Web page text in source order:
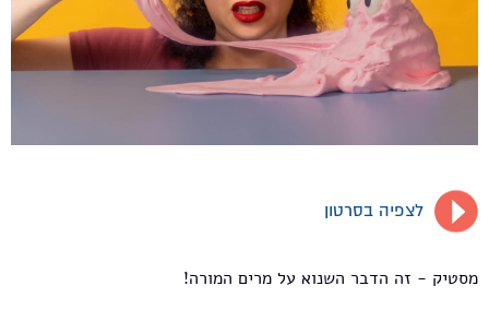
לצפיה בסרטון
מסטיק - זה הדבר השנוא על מרים המורה!